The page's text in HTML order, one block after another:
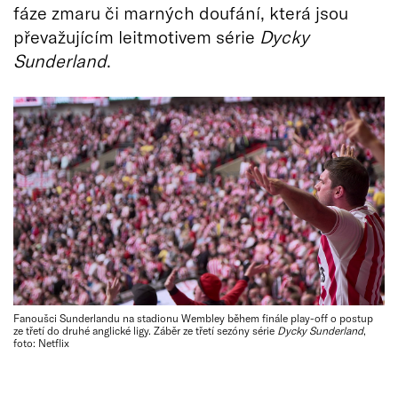
fáze zmaru či marných doufání, která jsou
převažujícím leitmotivem série Dycky
Sunderland.
Fanoušci Sunderlandu na stadionu Wembley během finále play-off o postup
ze třetí do druhé anglické ligy. Záběr ze třetí sezóny série Dycky Sunderland,
foto: Netflix